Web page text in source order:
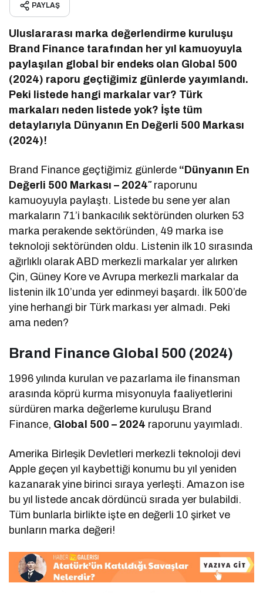
PAYLAŞ
Uluslararası marka değerlendirme kuruluşu
Brand Finance tarafından her yıl kamuoyuyla
paylaşılan global bir endeks olan Global 500
(2024) raporu geçtiğimiz günlerde yayımlandı.
Peki listede hangi markalar var? Türk
markaları neden listede yok? İşte tüm
detaylarıyla Dünyanın En Değerli 500 Markası
(2024)!
Brand Finance geçtiğimiz günlerde “Dünyanın En
Değerli 500 Markası – 2024″raporunu
kamuoyuyla paylaştı. Listede bu sene yer alan
markaların 71’i bankacılık sektöründen olurken 53
marka perakende sektöründen, 49 marka ise
teknoloji sektöründen oldu. Listenin ilk 10 sırasında
ağırlıklı olarak ABD merkezli markalar yer alırken
Çin, Güney Kore ve Avrupa merkezli markalar da
listenin ilk 10’unda yer edinmeyi başardı. İlk 500’de
yine herhangi bir Türk markası yer almadı. Peki
ama neden?
Brand Finance Global 500 (2024)
1996 yılında kurulan ve pazarlama ile finansman
arasında köprü kurma misyonuyla faaliyetlerini
sürdüren marka değerleme kuruluşu Brand
Finance, Global 500 – 2024 raporunu yayımladı.
Amerika Birleşik Devletleri merkezli teknoloji devi
Apple geçen yıl kaybettiği konumu bu yıl yeniden
kazanarak yine birinci sıraya yerleşti. Amazon ise
bu yıl listede ancak dördüncü sırada yer bulabildi.
Tüm bunlarla birlikte işte en değerli 10 şirket ve
bunların marka değeri!